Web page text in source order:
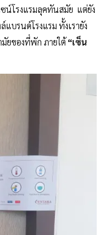
น์โรงแรมลุคทันสมัย แต่ยัง
แบรนด์โรงแรม ทั้งเรายัง
มัยของที่พัก ภายใต้“เซ็น